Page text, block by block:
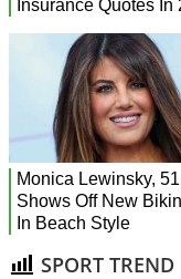
SPORT TREND